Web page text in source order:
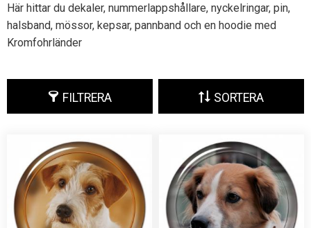
Här hittar du dekaler, nummerlappshållare, nyckelringar, pin,
halsband, mössor, kepsar, pannband och en hoodie med
Kromfohrländer
FILTRERA SORTERA